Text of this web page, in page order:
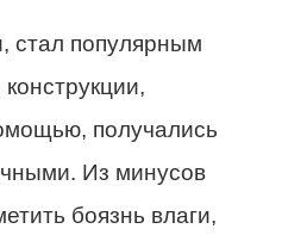
стал популярным
получались
Из минусов
боязнь влаги,